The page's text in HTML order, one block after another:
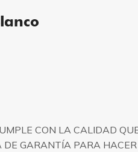
CON LA CALIDAD
DE GARANTÍA PARA